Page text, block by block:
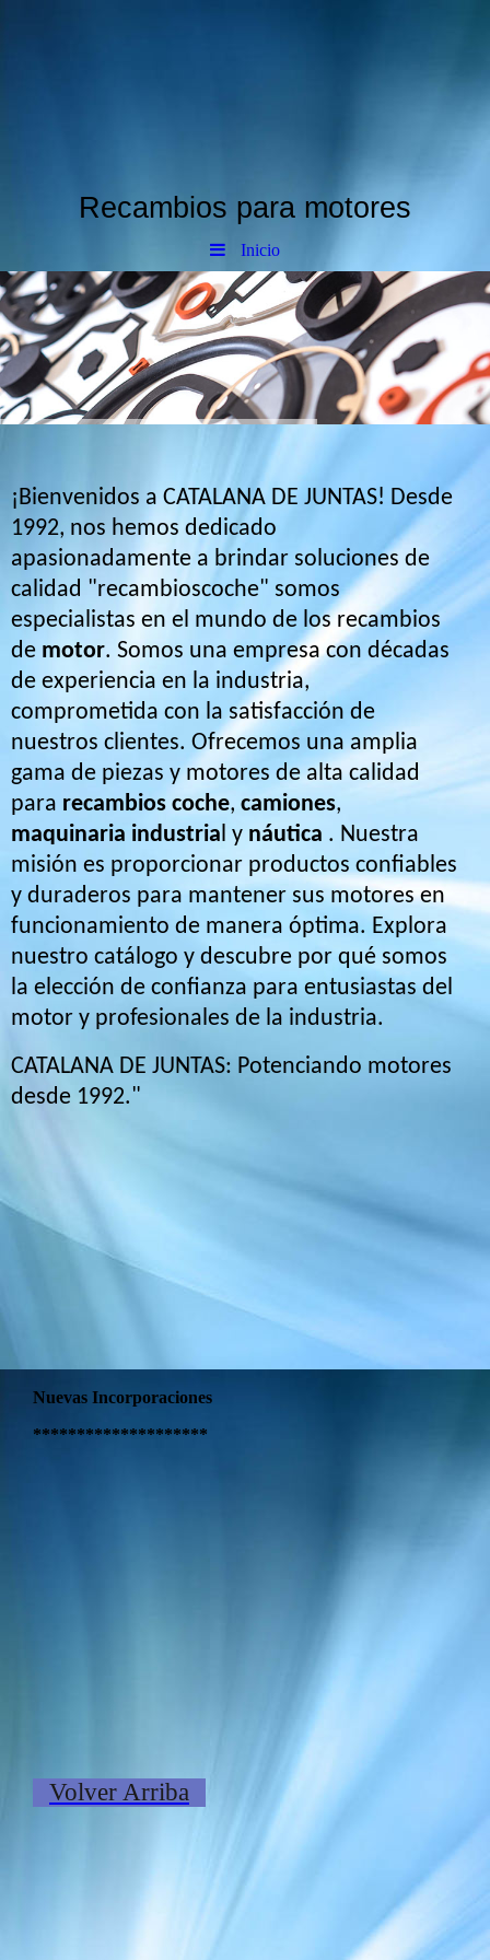
Recambios para motores
Inicio
¡Bienvenidos a CATALANA DE JUNTAS! Desde
1992, nos hemos dedicado
apasionadamente a brindar soluciones de
calidad "recambioscoche" somos
especialistas en el mundo de los recambios
de motor. Somos una empresa con décadas
de experiencia en la industria,
comprometida con la satisfacción de
nuestros clientes. Ofrecemos una amplia
gama de piezas y motores de alta calidad
para recambios coche, camiones,
maquinaria industrial y náutica . Nuestra
misión es proporcionar productos confiables
y duraderos para mantener sus motores en
funcionamiento de manera óptima. Explora
nuestro catálogo y descubre por qué somos
la elección de confianza para entusiastas del
motor y profesionales de la industria.
CATALANA DE JUNTAS: Potenciando motores
desde 1992."
Nuevas Incorporaciones
********************
Volver Arriba